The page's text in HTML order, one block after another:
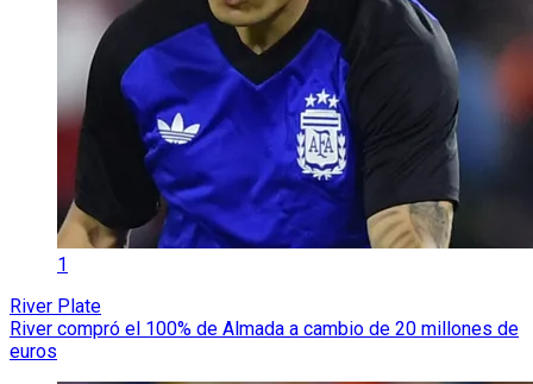
1
River Plate
River compró el 100% de Almada a cambio de 20 millones de
euros